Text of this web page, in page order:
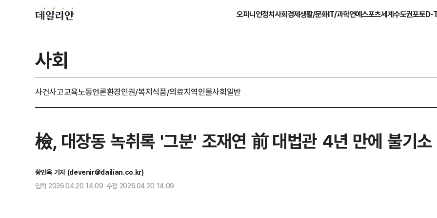
오피니언정치사회경제생활/문화IT/과학연예스포츠세계수도권포토D-
사회
사건사고교육노동언론환경인권/복지식품/의료지역인물사회일반
檢, 대장동 녹취록 '그분' 조재연 前 대법관 4년 만에 불기소
황인욱 기자 (devenir@dailian.co.kr)
입력 2026.04.20 14:09 수정 2026.04.20 14:09